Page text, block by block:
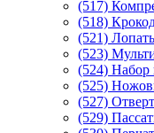
(517)
(518)
(521)
(523)
(524) Набор
(525)
(527)
(529)